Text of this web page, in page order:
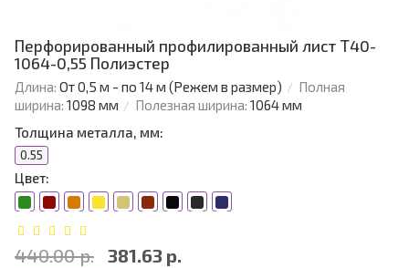
Перфорированный профилированный лист Т40-
1064-0,55 Полиэстер
Длина: От 0,5 м - по 14 м (Режем в размер)
Полная
ширина: 1098 мм Полезная ширина: 1064 мм
Толщина металла, мм:
0.55
Цвет:
440.00 р. 381.63 р.